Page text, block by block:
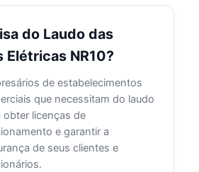
do Laudo das
Elétricas NR10?
de estabelecimentos
que necessitam do laudo
obter licenças de
e garantir a
de seus clientes e